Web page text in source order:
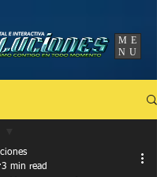
ME
NU
3 min read